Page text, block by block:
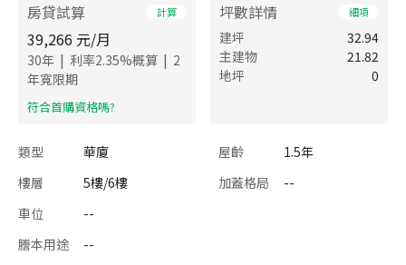
房貸試算 計算
39,266 元/月
30年 | 利率2.35%概算 | 2
年寬限期
​符合首購資格嗎?
坪數詳情 細項
建坪
32.94
主建物
21.82
地坪
0
類型 華廈 屋齡
1.5年
樓層
5樓/6樓 加蓋格局
--
車位
--
謄本用途
--